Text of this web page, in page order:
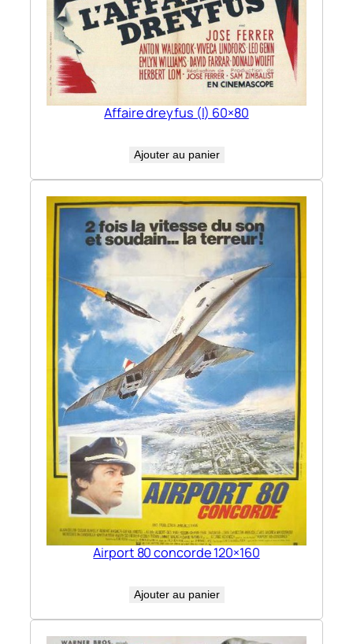
Affaire dreyfus (l) 60×80
Ajouter au panier
Airport 80 concorde 120×160
Ajouter au panier